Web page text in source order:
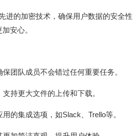
进的加密技术，确保用户数据的安全性
安心。
团队成员不会错过任何重要任务。
持更大文件的上传和下载。
的集成选项，如Slack、Trello等。